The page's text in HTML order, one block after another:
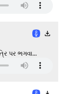
પર ભગવા...